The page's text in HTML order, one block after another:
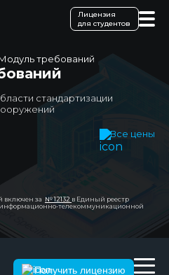
Лицензия
для студентов
требований
стандартизации
Все цены
включен за № 12132 в Единый реестр
телекоммуникационной
Получить лицензию